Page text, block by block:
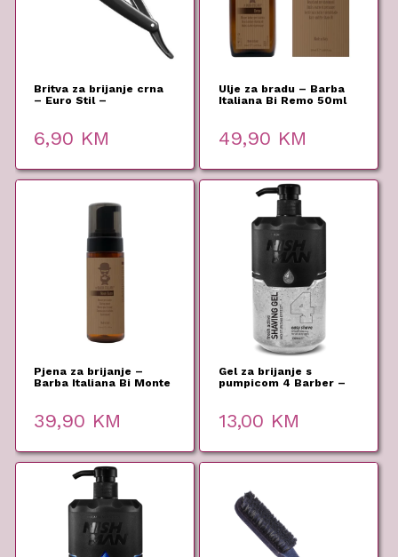
Britva za brijanje crna
– Euro Stil –
6,90 KM
Ulje za bradu – Barba
Italiana Bi Remo 50ml
49,90 KM
Pjena za brijanje –
Barba Italiana Bi Monte
39,90 KM
Gel za brijanje s
pumpicom 4 Barber –
13,00 KM